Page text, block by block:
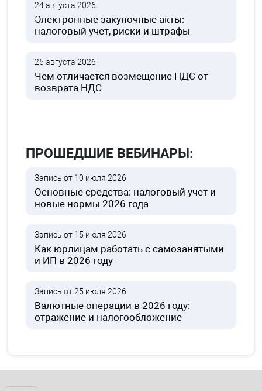
24 августа 2026
Электронные закупочные акты:
налоговый учет, риски и штрафы
25 августа 2026
Чем отличается возмещение НДС от
возврата НДС
ПРОШЕДШИЕ ВЕБИНАРЫ:
Запись от 10 июля 2026
Основные средства: налоговый учет и
новые нормы 2026 года
Запись от 15 июля 2026
Как юрлицам работать с самозанятыми
и ИП в 2026 году
Запись от 25 июля 2026
Валютные операции в 2026 году:
отражение и налогообложение